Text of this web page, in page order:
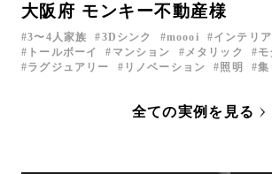
大阪府 モンキー不動産様
3〜4人家族 3Dシンク moooi インテリア
トールボーイ
マンション メタリック
モ
ラグジュアリー
リノベーション 照明 集
全ての実例を見る